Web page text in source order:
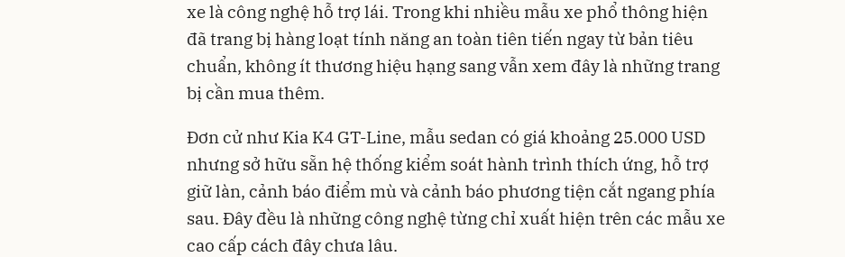
xe là công nghệ hỗ trợ lái. Trong khi nhiều mẫu xe phổ thông hiện
đã trang bị hàng loạt tính năng an toàn tiên tiến ngay từ bản tiêu
chuẩn, không ít thương hiệu hạng sang vẫn xem đây là những trang
bị cần mua thêm.
Đơn cử như Kia K4 GT-Line, mẫu sedan có giá khoảng 25.000 USD
nhưng sở hữu sẵn hệ thống kiểm soát hành trình thích ứng, hỗ trợ
giữ làn, cảnh báo điểm mù và cảnh báo phương tiện cắt ngang phía
sau. Đây đều là những công nghệ từng chỉ xuất hiện trên các mẫu xe
cao cấp cách đây chưa lâu.